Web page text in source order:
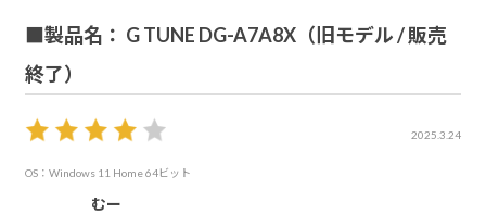
■製品名： G TUNE DG-A7A8X（旧モデル / 販売
終了）
2025.3.24
OS：Windows 11 Home 64ビット
むー